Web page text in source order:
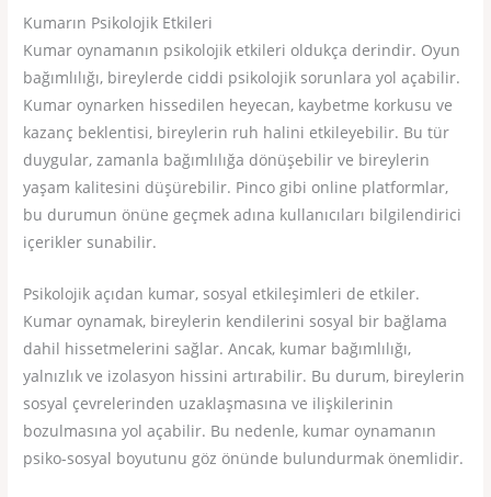
Kumarın Psikolojik Etkileri
Kumar oynamanın psikolojik etkileri oldukça derindir. Oyun
bağımlılığı, bireylerde ciddi psikolojik sorunlara yol açabilir.
Kumar oynarken hissedilen heyecan, kaybetme korkusu ve
kazanç beklentisi, bireylerin ruh halini etkileyebilir. Bu tür
duygular, zamanla bağımlılığa dönüşebilir ve bireylerin
yaşam kalitesini düşürebilir. Pinco gibi online platformlar,
bu durumun önüne geçmek adına kullanıcıları bilgilendirici
içerikler sunabilir.
Psikolojik açıdan kumar, sosyal etkileşimleri de etkiler.
Kumar oynamak, bireylerin kendilerini sosyal bir bağlama
dahil hissetmelerini sağlar. Ancak, kumar bağımlılığı,
yalnızlık ve izolasyon hissini artırabilir. Bu durum, bireylerin
sosyal çevrelerinden uzaklaşmasına ve ilişkilerinin
bozulmasına yol açabilir. Bu nedenle, kumar oynamanın
psiko-sosyal boyutunu göz önünde bulundurmak önemlidir.